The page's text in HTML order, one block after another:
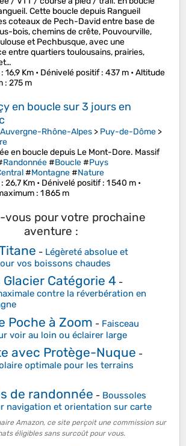
Cette boucle depuis Rangueil
coteaux de Pech-David entre base de
bois, chemins de crête, Pouvourville,
et Pechbusque, avec une
entre quartiers toulousains, prairies,
: 16,9 Km • Dénivelé positif: 437 m •Altitude
: 275 m
en boucle sur 3 jours en
Auvergne-Rhône-Alpes > Puy-de-Dôme >
en boucle depuis Le Mont-Dore. Massif
Randonnée#Boucle#Puys
#Montagne#Nature
: 26,7 Km • Dénivelé positif: 1 540 m •
: 1 865 m
vous pour votre prochaine
aventure :
- Légèreté absolue et
vos boissons chaudes
Catégorie 4 -
contre la réverbération en
Poche à Zoom - Faisceau
voir au loin ou éclairer large
avec Protège-Nuque -
optimale pour les terrains
de randonnée - Boussoles
navigation et orientation sur carte
Amazon, ce site perçoit une commission sur
éligibles sans surcoût pour vous.